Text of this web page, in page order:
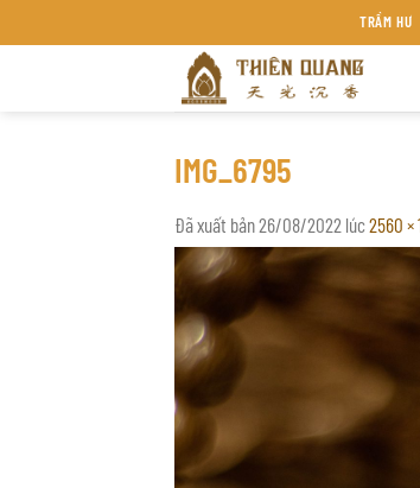
đến
TRẦM HƯƠNG THIÊN
IMG_6795
Đã xuất bản26/08/2022 lúc2560 ×